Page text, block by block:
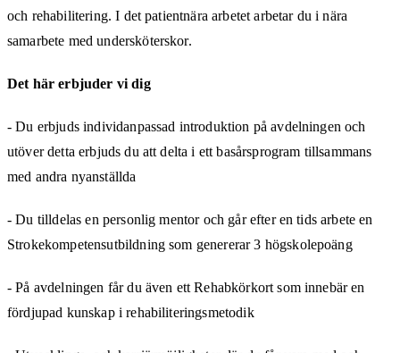
och rehabilitering. I det patientnära arbetet arbetar du i nära
samarbete med undersköterskor.
Det här erbjuder vi dig
- Du erbjuds individanpassad introduktion på avdelningen och
utöver detta erbjuds du att delta i ett basårsprogram tillsammans
med andra nyanställda
- Du tilldelas en personlig mentor och går efter en tids arbete en
Strokekompetensutbildning som genererar 3 högskolepoäng
- På avdelningen får du även ett Rehabkörkort som innebär en
fördjupad kunskap i rehabiliteringsmetodik